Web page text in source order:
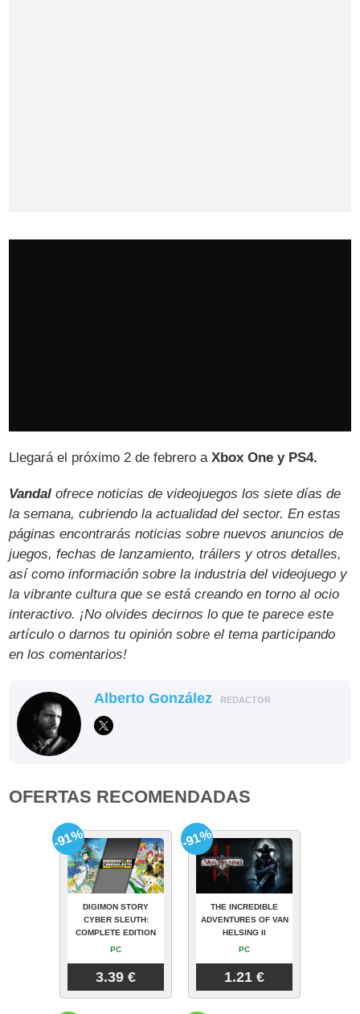
Llegará el próximo 2 de febrero aXbox One y PS4.
Vandal ofrece noticias de videojuegos los siete días de
la semana, cubriendo la actualidad del sector. En estas
páginas encontrarás noticias sobre nuevos anuncios de
juegos, fechas de lanzamiento, tráilers y otros detalles,
así como información sobre la industria del videojuego y
la vibrante cultura que se está creando en torno al ocio
interactivo. ¡No olvides decirnos lo que te parece este
artículo o darnos tu opinión sobre el tema participando
en los comentarios!
Alberto González REDACTOR
OFERTAS RECOMENDADAS
DIGIMON STORY
CYBER SLEUTH:
COMPLETE EDITION
PC
3.39 €
-91%
THE INCREDIBLE
ADVENTURES OF VAN
HELSING II
PC
1.21 €
-91%